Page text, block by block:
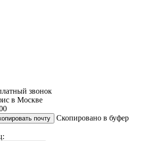
звонок
в Москве
почту
Скопировано в буфер